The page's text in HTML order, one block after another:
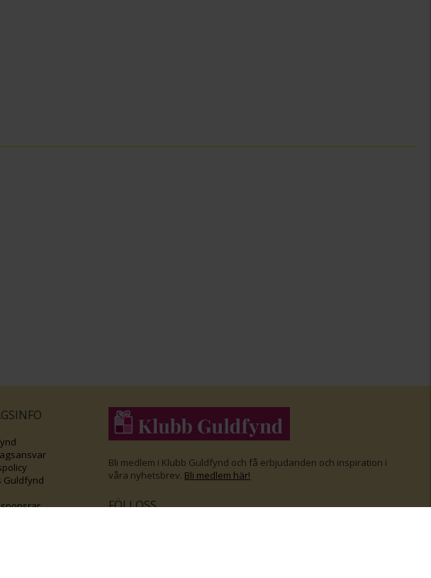
Guldfynd
Bli medlem i Klubb Guldfynd och få erbjudanden och inspiration i
våra nyhetsbrev. Bli medlem här!
FÖLJ OSS